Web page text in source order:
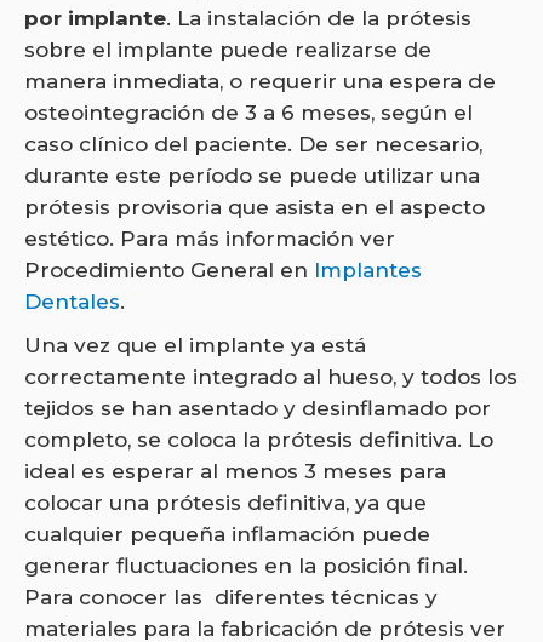
por implante. La instalación de la prótesis
sobre el implante puede realizarse de
manera inmediata, o requerir una espera de
osteointegración de 3 a 6 meses, según el
caso clínico del paciente. De ser necesario,
durante este período se puede utilizar una
prótesis provisoria que asista en el aspecto
estético. Para más información ver
Procedimiento General en Implantes
Dentales.
Una vez que el implante ya está
correctamente integrado al hueso, y todos los
tejidos se han asentado y desinflamado por
completo, se coloca la prótesis definitiva. Lo
ideal es esperar al menos 3 meses para
colocar una prótesis definitiva, ya que
cualquier pequeña inflamación puede
generar fluctuaciones en la posición final.
Para conocer las diferentes técnicas y
materiales para la fabricación de prótesis ver